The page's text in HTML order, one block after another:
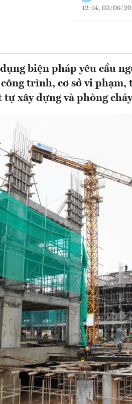
12:14, 03/06/
biện pháp yêu cầu
trình, cơ sở vi
xây dựng và phòng